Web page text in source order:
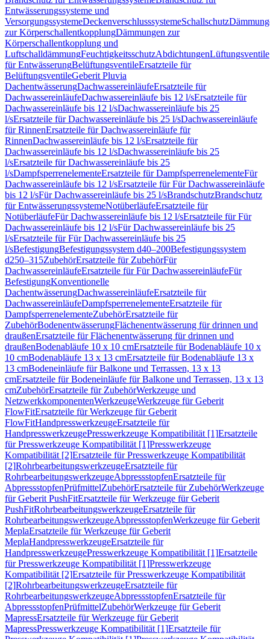
Entwässerungssysteme und
VersorgungssystemeDeckenverschlusssystemeSchallschutz
zur KörperschallentkopplungDämmungen zur
Körperschallentkopplung und
LuftschalldämmungFeuchtigkeitsschutzAbdichtungenLüftungsventile
für EntwässerungBelüftungsventileErsatzteile für
BelüftungsventileGeberit Pluvia
DachentwässerungDachwassereinläufeErsatzteile für
DachwassereinläufeDachwassereinläufe bis 12 l/sErsatzteile für
Dachwassereinläufe bis 12 l/sDachwassereinläufe bis 25
l/sErsatzteile für Dachwassereinläufe bis 25 l/sDachwassereinläufe
für RinnenErsatzteile für Dachwassereinläufe für
RinnenDachwassereinläufe bis 12 l/sErsatzteile für
Dachwassereinläufe bis 12 l/sDachwassereinläufe bis 25
l/sErsatzteile für Dachwassereinläufe bis 25
l/sDampfsperrenelementeErsatzteile für DampfsperrenelementeFür
Dachwassereinläufe bis 12 l/sErsatzteile für Für Dachwassereinläufe
bis 12 l/sFür Dachwassereinläufe bis 25 l/sBrandschutzBrandschutz
für EntwässerungssystemeNotüberläufeErsatzteile für
NotüberläufeFür Dachwassereinläufe bis 12 l/sErsatzteile für Für
Dachwassereinläufe bis 12 l/sFür Dachwassereinläufe bis 25
l/sErsatzteile für Für Dachwassereinläufe bis 25
l/sBefestigungBefestigungssystem d40–200Befestigungssystem
d250–315ZubehörErsatzteile für ZubehörFür
DachwassereinläufeErsatzteile für Für DachwassereinläufeFür
BefestigungKonventionelle
DachentwässerungDachwassereinläufeErsatzteile für
DachwassereinläufeDampfsperrenelementeErsatzteile für
DampfsperrenelementeZubehörErsatzteile für
ZubehörBodenentwässerungFlächenentwässerung für drinnen und
draußenErsatzteile für Flächenentwässerung für drinnen und
draußenBodenabläufe 10 x 10 cmErsatzteile für Bodenabläufe 10 x
10 cmBodenabläufe 13 x 13 cmErsatzteile für Bodenabläufe 13 x
13 cmBodeneinläufe für Balkone und Terrassen, 13 x 13
cmErsatzteile für Bodeneinläufe für Balkone und Terrassen, 13 x 13
cmZubehörErsatzteile für ZubehörWerkzeuge und
NetzwerkkomponentenWerkzeugeWerkzeuge für Geberit
FlowFitErsatzteile für Werkzeuge für Geberit
FlowFitHandpresswerkzeugeErsatzteile für
HandpresswerkzeugePresswerkzeuge Kompatibilität [1]Ersatzteile
für Presswerkzeuge Kompatibilität [1]Presswerkzeuge
Kompatibilität [2]Ersatzteile für Presswerkzeuge Kompatibilität
[2]RohrbearbeitungswerkzeugeErsatzteile für
RohrbearbeitungswerkzeugeAbpressstopfenErsatzteile für
AbpressstopfenPrüfmittelZubehörErsatzteile für ZubehörWerkzeuge
für Geberit PushFitErsatzteile für Werkzeuge für Geberit
PushFitRohrbearbeitungswerkzeugeErsatzteile für
RohrbearbeitungswerkzeugeAbpressstopfenWerkzeuge für Geberit
MeplaErsatzteile für Werkzeuge für Geberit
MeplaHandpresswerkzeugeErsatzteile für
HandpresswerkzeugePresswerkzeuge Kompatibilität [1]Ersatzteile
für Presswerkzeuge Kompatibilität [1]Presswerkzeuge
Kompatibilität [2]Ersatzteile für Presswerkzeuge Kompatibilität
[2]RohrbearbeitungswerkzeugeErsatzteile für
RohrbearbeitungswerkzeugeAbpressstopfenErsatzteile für
AbpressstopfenPrüfmittelZubehörWerkzeuge für Geberit
MapressErsatzteile für Werkzeuge für Geberit
MapressPresswerkzeuge Kompatibilität [1]Ersatzteile für